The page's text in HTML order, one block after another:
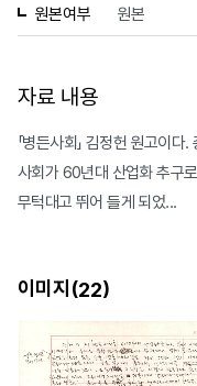
원본여부 원본
자료 내용
「병든사회」 김정헌 원고이
사회가 60년대 산업화 추구
무턱대고 뛰어 들게 되었...
이미지(22)